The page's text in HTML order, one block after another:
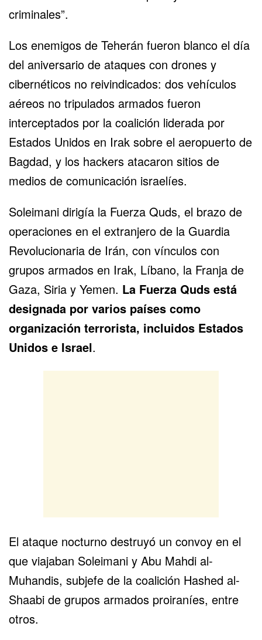
criminales”.
Los enemigos de Teherán fueron blanco el día
del aniversario de ataques con drones y
cibernéticos no reivindicados: dos vehículos
aéreos no tripulados armados fueron
interceptados por la coalición liderada por
Estados Unidos en Irak sobre el aeropuerto de
Bagdad, y los hackers atacaron sitios de
medios de comunicación israelíes.
Soleimani dirigía la Fuerza Quds, el brazo de
operaciones en el extranjero de la Guardia
Revolucionaria de Irán, con vínculos con
grupos armados en Irak, Líbano, la Franja de
Gaza, Siria y Yemen. La Fuerza Quds está
designada por varios países como
organización terrorista, incluidos Estados
Unidos e Israel.
El ataque nocturno destruyó un convoy en el
que viajaban Soleimani y Abu Mahdi al-
Muhandis, subjefe de la coalición Hashed al-
Shaabi de grupos armados proiraníes, entre
otros.